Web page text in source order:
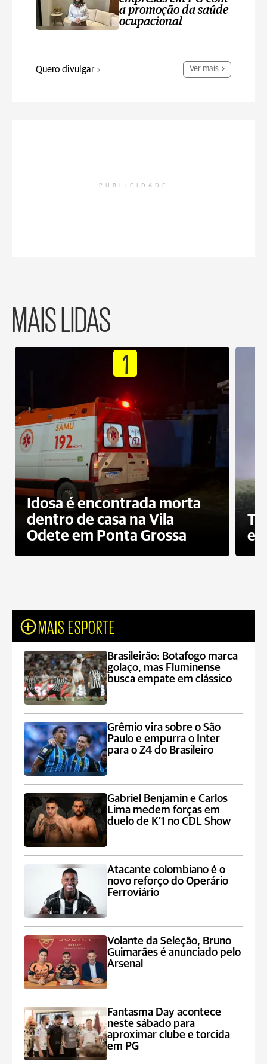
a promoção da saúde
ocupacional
Quero divulgar Ver mais
PUBLICIDADE
MAIS LIDAS
1
Idosa é encontrada morta
dentro de casa na Vila
Odete em Ponta Grossa
e
MAIS ESPORTE
Brasileirão: Botafogo marca
golaço, mas Fluminense
busca empate em clássico
Grêmio vira sobre o São
Paulo e empurra o Inter
para o Z4 do Brasileiro
Gabriel Benjamin e Carlos
Lima medem forças em
duelo de K’1 no CDL Show
Atacante colombiano é o
novo reforço do Operário
Ferroviário
Volante da Seleção, Bruno
Guimarães é anunciado pelo
Arsenal
Fantasma Day acontece
neste sábado para
aproximar clube e torcida
em PG